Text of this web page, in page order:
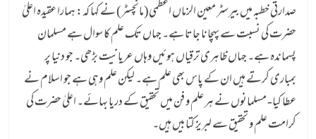
صدارتی خطبہ میں بیرسٹر معین الزماں اعظمی(مانچسٹر) نے کہا کہ: ہمارا عقیدہ اعلیٰ
حضرت کی نسبت سے پہچانا جاتا ہے۔ جہاں تک علم کا سوال ہے مسلمان
پسماندہ ہے۔ جہاں ظاہری ترقیاں ہوئیں وہاں عریانیت بڑھی۔ جو دنیا پر
بمباری کرتے ہیں ان کے پاس بھی علم ہے۔ لیکن علم وہی ہے جو اسلام نے
عطا کیا- مسلمانوں نے ہر علم و فن میں تحقیق کے دریا بہائے۔ اعلیٰ حضرت کی
کرامت علم و تحقیق سے لبریز کتابیں ہیں۔